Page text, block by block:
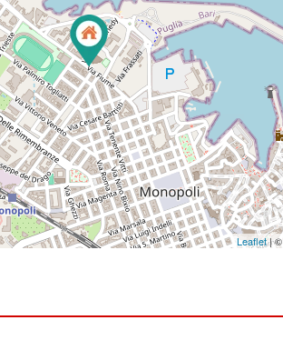
Leaflet| ©